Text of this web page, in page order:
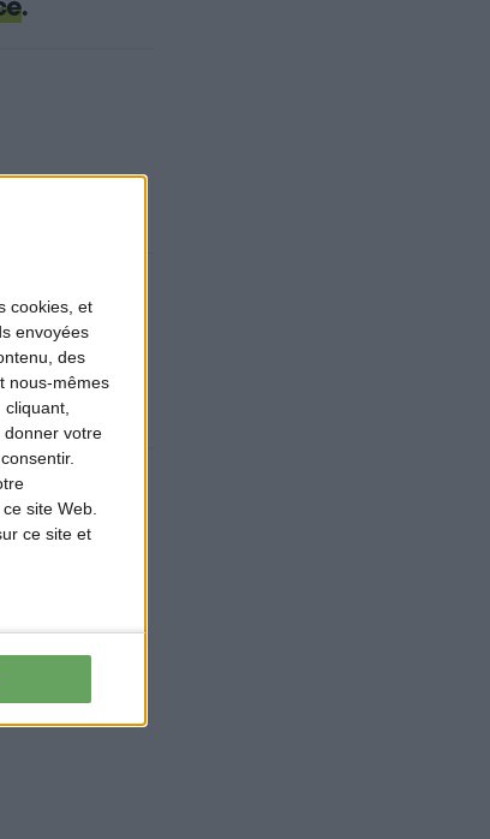
cookies, et
envoyées
des
nous-mêmes
cliquant,
donner votre
site Web.
ce site et
.
joue un
sociétés
mais